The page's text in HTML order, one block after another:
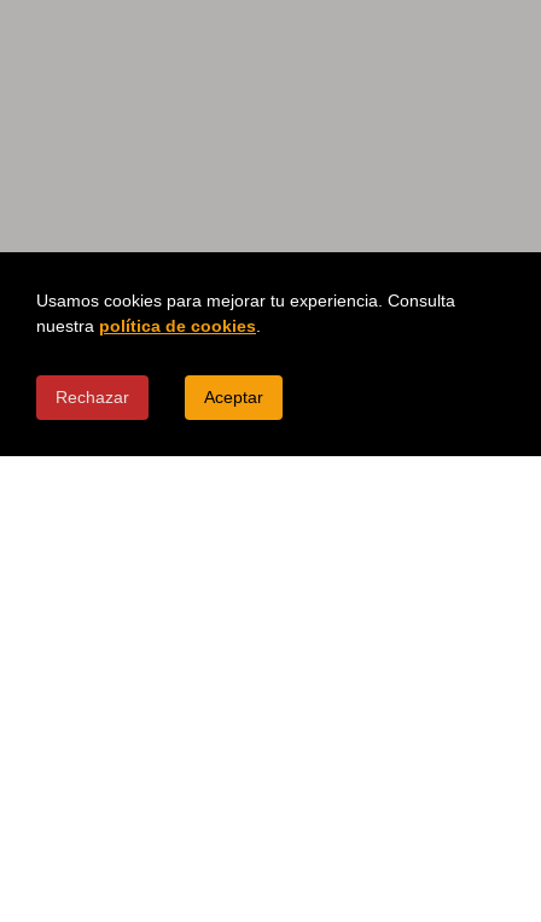
Usamos cookies para mejorar tu experiencia. Consulta
nuestra política de cookies
Rechazar Aceptar